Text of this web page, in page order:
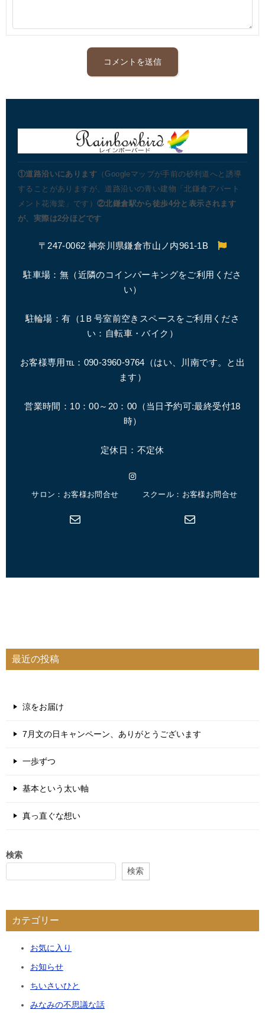
①道路沿いにあります （Googleマップが手前の砂利道へと誘導
することがありますが、道路沿いの青い建物「北鎌倉アパート
メント花海棠」です） ②北鎌倉駅から徒歩4分と表示されます
が、実際は2分ほどです
〒247-0062 神奈川県鎌倉市山ノ内961-1B
駐車場：無（近隣のコインパーキングをご利用くださ
い）
駐輪場：有（1Ｂ号室前空きスペースをご利用くださ
い：自転車・バイク）
お客様専用℡：090-3960-9764（はい、川南です。と出
ます）
営業時間：10：00～20：00（当日予約可:最終受付18
時）
定休日：不定休
Instagram
サロン：お客様お問合せ
メール
スクール：お客様お問合せ
メール
最近の投稿
涼をお届け
7月文の日キャンペーン、ありがとうございます
一歩ずつ
基本という太い軸
真っ直ぐな想い
検索
検索
カテゴリー
お気に入り
お知らせ
ちいさいひと
みなみの不思議な話